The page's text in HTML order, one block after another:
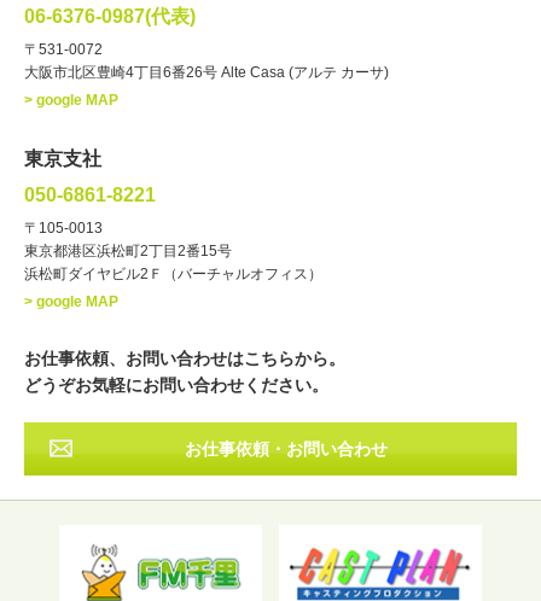
・ジャンル
ナレーター レポーター
・年齢
・出身地 北海道 東北
その他
フリーワード検索
06-6376-0987(代表)
〒531-0072
大阪市北区豊崎4丁目6番26号 Alte Casa (アルテ カーサ)
> google MAP
東京支社
050-6861-8221
〒105-0013
東京都港区浜松町2丁目2番15号
浜松町ダイヤビル2Ｆ（バーチャルオフィス）
> google MAP
お仕事依頼、お問い合わせはこちらから。
どうぞお気軽にお問い合わせください。
お仕事依頼・お問い合わせ